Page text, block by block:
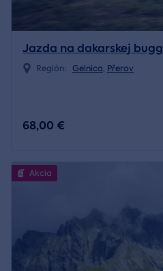
Jazda na dakarskej
Región: Gelnica, Přerov
68,00 €
Akcia